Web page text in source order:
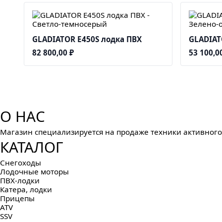
GLADIATOR E450S лодка ПВХ
82 800,00 ₽
53
О НАС
Магазин специализируется на продаже техники
КАТАЛОГ
Снегоходы
Лодочные моторы
ПВХ-лодки
Катера, лодки
Прицепы
ATV
SSV